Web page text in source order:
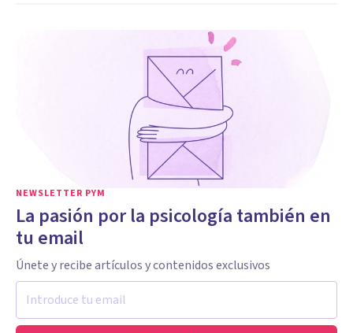
NEWSLETTER PYM
La pasión por la psicología también en
tu email
Únete y recibe artículos y contenidos exclusivos